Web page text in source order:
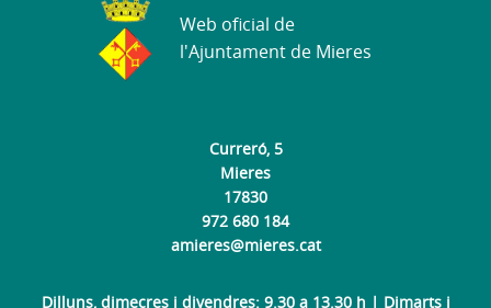
Curreró, 5
Mieres
17830
972 680 184
amieres@mieres.cat
Dilluns, dimecres i divendres: 9.30 a 13.30 h | Dimarts i
Web oficial de
l'Ajuntament de Mieres